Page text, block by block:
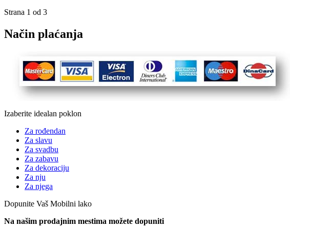
Strana 1 od 3
Način plaćanja
Izaberite idealan poklon
Za rođendan
Za slavu
Za svadbu
Za zabavu
Za dekoraciju
Za nju
Za njega
Dopunite Vaš Mobilni lako
Na našim prodajnim mestima možete dopuniti